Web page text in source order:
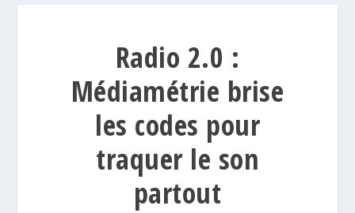
Radio 2.0 :
Médiamétrie brise
les codes pour
traquer le son
partout